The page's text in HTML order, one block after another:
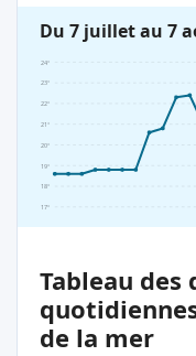
Du 7 juillet au 7
17°
18°
19°
20°
21°
22°
23°
24°
Tableau des
de la mer